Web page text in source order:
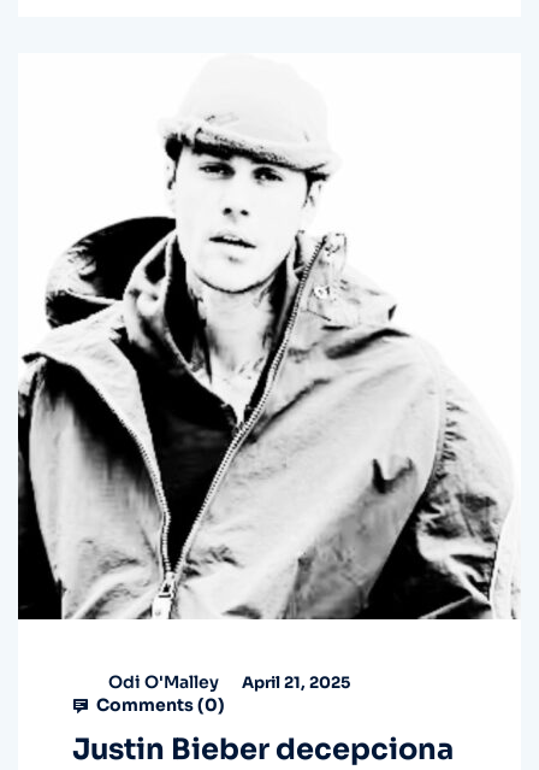
Odi O'Malley April 21, 2025
Comments (0)
Justin Bieber decepciona